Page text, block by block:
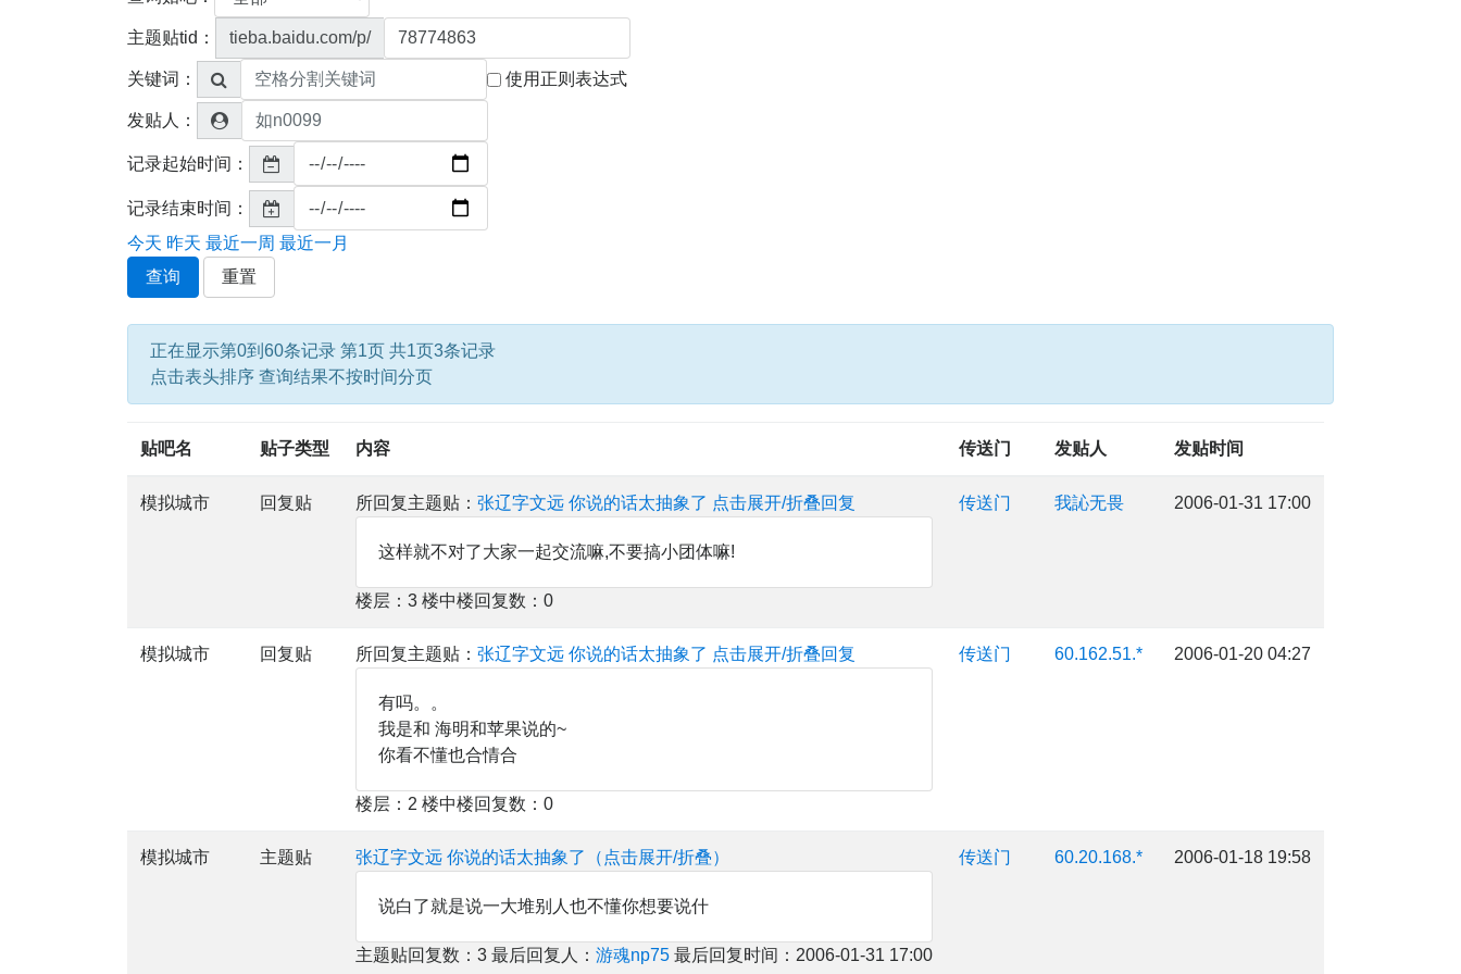
主题贴tid： tieba.baidu.com/p/
关键词： 使用正则表达式
发贴人：
记录起始时间：
记录结束时间：
今天 昨天 最近一周 最近一月
查询
重置
正在显示第0到60条记录 第1页 共1页3条记录
点击表头排序 查询结果不按时间分页
贴吧名 贴子类型 内容 传送门 发贴人 发贴时间
模拟城市 回复贴 所回复主题贴： 张辽字文远 你说的话太抽象了 点击展开/折叠回复
这样就不对了大家一起交流嘛,不要搞小团体嘛!
楼层：3 楼中楼回复数：0
传送门 我訫无畏 2006-01-31 17:00
模拟城市 回复贴 所回复主题贴： 张辽字文远 你说的话太抽象了 点击展开/折叠回复
有吗。。
我是和 海明和苹果说的~
你看不懂也合情合
楼层：2 楼中楼回复数：0
传送门 60.162.51.* 2006-01-20 04:27
模拟城市 主题贴 张辽字文远 你说的话太抽象了（点击展开/折叠）
说白了就是说一大堆别人也不懂你想要说什
主题贴回复数：3 最后回复人： 游魂np75 最后回复时间：2006-01-31 17:00
传送门 60.20.168.* 2006-01-18 19:58